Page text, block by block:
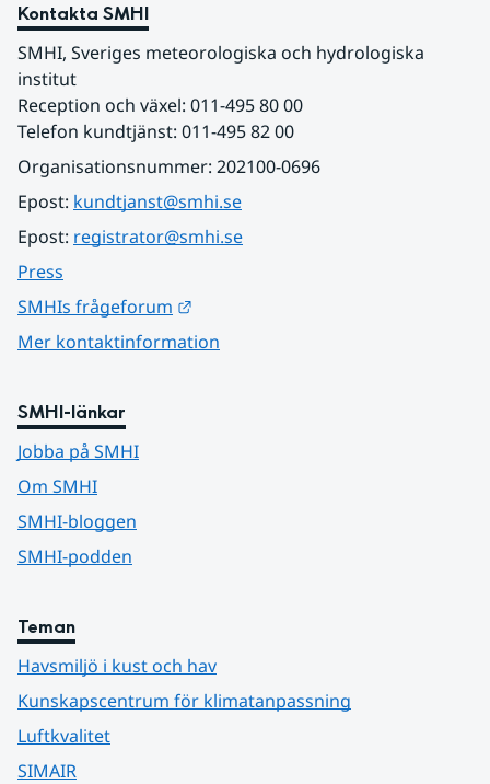
Kontakta SMHI
SMHI, Sveriges meteorologiska och hydrologiska
institut
Reception och växel: 011-495 80 00
Telefon kundtjänst: 011-495 82 00
Organisationsnummer: 202100-0696
Epost: kundtjanst@smhi.se
Epost: registrator@smhi.se
Press
SMHIs frågeforum
Mer kontaktinformation
SMHI-länkar
Jobba på SMHI
Om SMHI
SMHI-bloggen
SMHI-podden
Teman
Havsmiljö i kust och hav
Kunskapscentrum för klimatanpassning
Luftkvalitet
SIMAIR